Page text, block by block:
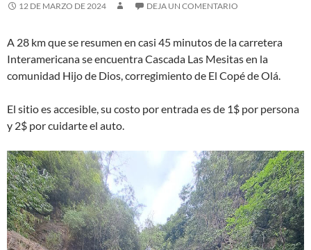
12 DE MARZO DE 2024 DEJA UN COMENTARIO
A 28 km que se resumen en casi 45 minutos de la carretera
Interamericana se encuentra Cascada Las Mesitas en la
comunidad Hijo de Dios, corregimiento de El Copé de Olá.
El sitio es accesible, su costo por entrada es de 1$ por persona
y 2$ por cuidarte el auto.